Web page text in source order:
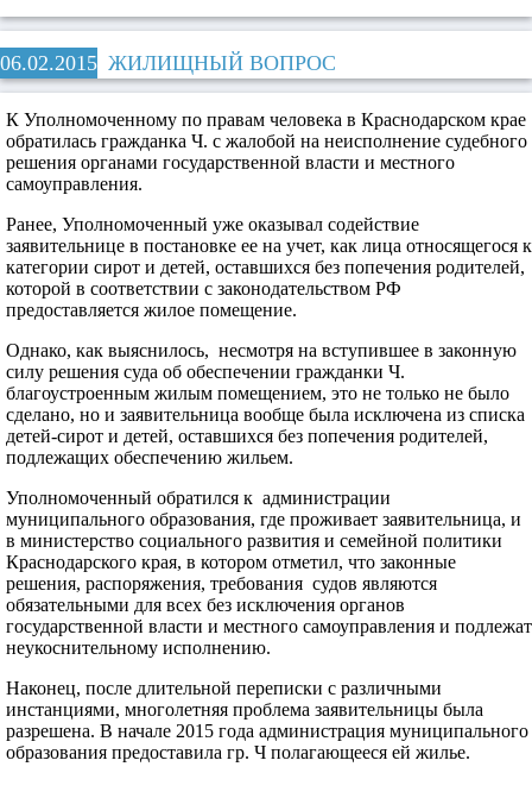
06.02.2015 ЖИЛИЩНЫЙ ВОПРОС
К Уполномоченному по правам человека в Краснодарском крае
обратилась гражданка Ч. с жалобой на неисполнение судебного
решения органами государственной власти и местного
самоуправления.
Ранее, Уполномоченный уже оказывал содействие
заявительнице в постановке ее на учет, как лица относящегося к
категории сирот и детей, оставшихся без попечения родителей,
которой в соответствии с законодательством РФ
предоставляется жилое помещение.
Однако, как выяснилось, несмотря на вступившее в законную
силу решения суда об обеспечении гражданки Ч.
благоустроенным жилым помещением, это не только не было
сделано, но и заявительница вообще была исключена из списка
детей-сирот и детей, оставшихся без попечения родителей,
подлежащих обеспечению жильем.
Уполномоченный обратился к администрации
муниципального образования, где проживает заявительница, и
в министерство социального развития и семейной политики
Краснодарского края, в котором отметил, что законные
решения, распоряжения, требования судов являются
обязательными для всех без исключения органов
государственной власти и местного самоуправления и подлежат
неукоснительному исполнению.
Наконец, после длительной переписки с различными
инстанциями, многолетняя проблема заявительницы была
разрешена. В начале 2015 года администрация муниципального
образования предоставила гр. Ч полагающееся ей жилье.